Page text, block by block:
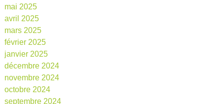
mai 2025
avril 2025
mars 2025
février 2025
janvier 2025
décembre 2024
novembre 2024
octobre 2024
septembre 2024